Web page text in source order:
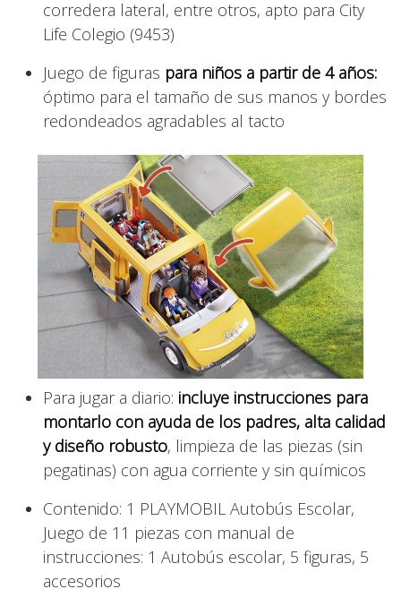
corredera lateral, entre otros, apto para City
Life Colegio (9453)
Juego de figuras para niños a partir de 4 años:
óptimo para el tamaño de sus manos y bordes
redondeados agradables al tacto
Para jugar a diario: incluye instrucciones para
montarlo con ayuda de los padres, alta calidad
y diseño robusto, limpieza de las piezas (sin
pegatinas) con agua corriente y sin químicos
Contenido: 1 PLAYMOBIL Autobús Escolar,
Juego de 11 piezas con manual de
instrucciones: 1 Autobús escolar, 5 figuras, 5
accesorios